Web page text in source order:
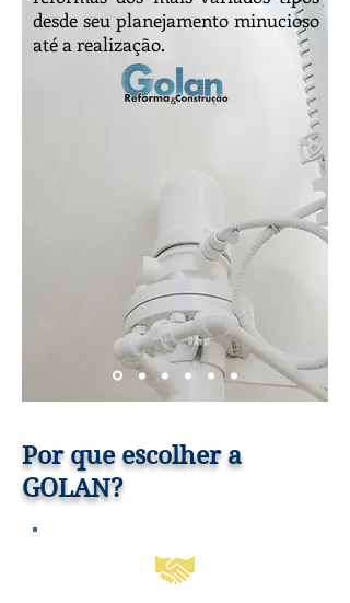
desde seu planejamento minucioso
até a realização.
Por que escolher a
GOLAN?